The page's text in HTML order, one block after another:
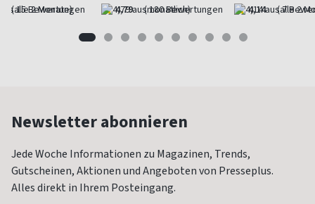
(alle 2 Monate) 4,79 (monatlich) 4,14 (alle 2
Newsletter abonnieren
Jede Woche Informationen zu Magazinen, Trends,
Gutscheinen, Aktionen und Angeboten von Presseplus.
Alles direkt in Ihrem Posteingang.